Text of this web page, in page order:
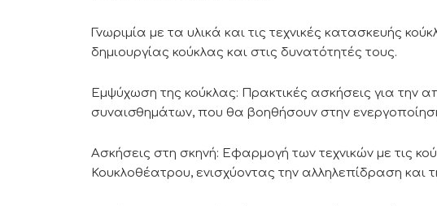
Γνωριμία με τα υλικά και τις τεχνικές κατασκευής
δημιουργίας κούκλας και στις δυνατότητές τους.
Εμψύχωση της κούκλας: Πρακτικές ασκήσεις για την
συναισθημάτων, που θα βοηθήσουν στην
Ασκήσεις στη σκηνή: Εφαρμογή των τεχνικών με τις
Κουκλοθέατρου, ενισχύοντας την αλληλεπίδραση και